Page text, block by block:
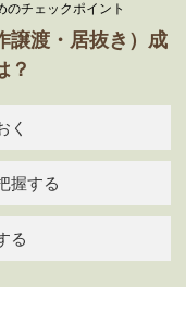
のチェックポイント
譲渡・居抜き）成
？
く
握する
る